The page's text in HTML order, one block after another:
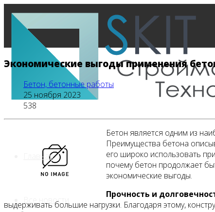
Главная
Все новости
Экономические выгоды применения
Бетон, бетонные работы
25 ноября 2023
538
Бетон является одним из
Преимущества бетона
его широко использовать
почему бетон продолжает
экономические выгоды.
Прочность и
выдерживать большие нагрузки. Благодаря этому,